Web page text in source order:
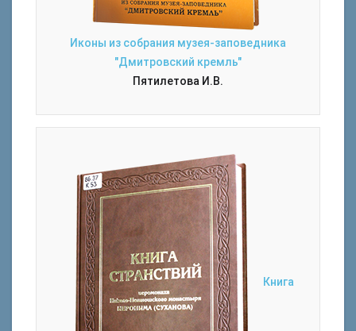
Иконы из собрания музея-заповедника
"Дмитровский кремль"
Пятилетова И.В.
Книга